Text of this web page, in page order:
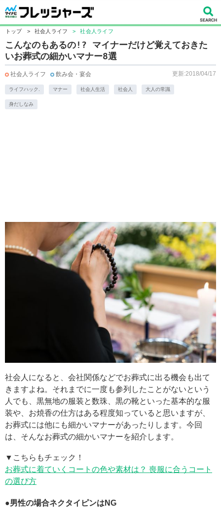
トップ > 社会人ライフ > 社会人ライフ
こんなのもあるの!? マイナーだけど覚えておきた
いお葬式の細かいマナー8選
社会人ライフ 飲み会・宴会 更新:2018/04/17
ライフハック. マナー 社会人生活 社会人 大人の常識
身だしなみ
社会人になると、会社関係などでお葬式に出る機会も出て
きますよね。それまでに一度も参列したことがないという
人でも、黒無地の服装と数珠、黒の靴といった基本的な服
装や、お焼香の仕方はある程度知っていると思いますが、
お葬式には他にも細かいマナーがあったりします。今回
は、そんなお葬式の細かいマナーを紹介します。
▼こちらもチェック！
お葬式に着ていくコートの色や素材は？ 喪服に合うコート
の選び方
●男性の場合ネクタイピンはNG